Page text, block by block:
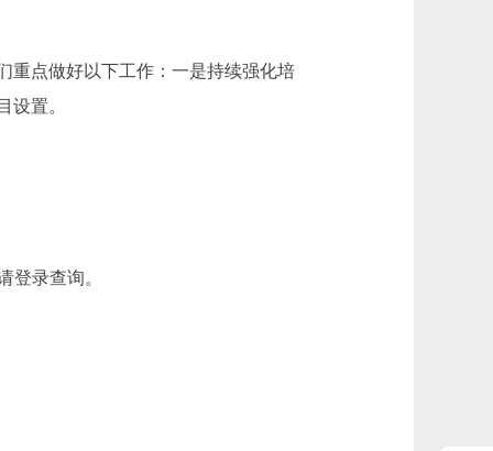
点做好以下工作：一是持续强化培
设置。
录查询。